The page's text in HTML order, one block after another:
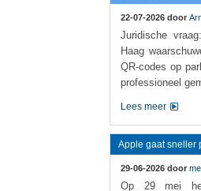
22-07-2026 door
Juridische
Haag
QR-codes op
professioneel
Lees meer
Apple gaat sneller
29-06-2026 door
Op 29 mei